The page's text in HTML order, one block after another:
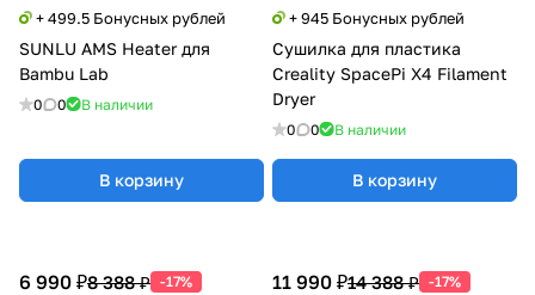
+ 499.5 Бонусных рублей
SUNLU AMS Heater для
Bambu Lab
0 0 В наличии
В корзину
+ 945 Бонусных рублей
Сушилка для пластика
Creality SpacePi X4 Filament
Dryer
0 0 В наличии
В корзину
6 990 ₽8 388 ₽ -17% 11 990 ₽14 388 ₽ -17%